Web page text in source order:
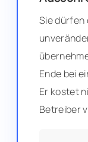
Sie dürfen
Ende bei
Er kostet
Betreiber